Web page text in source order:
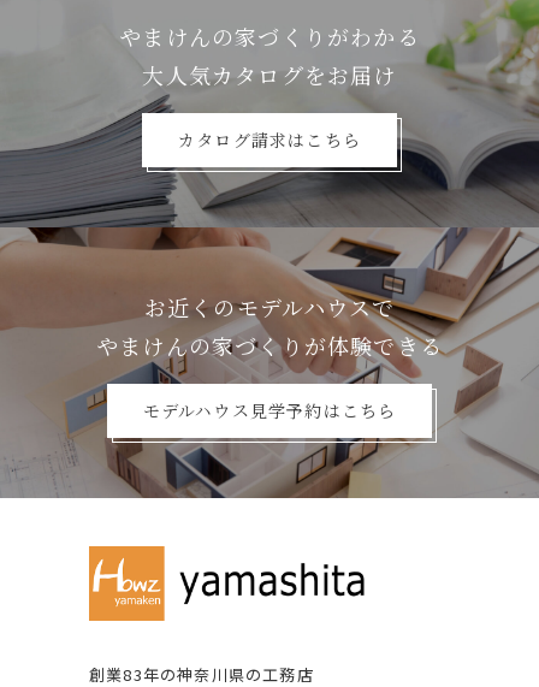
やまけんの家づくりがわかる
⼤⼈気カタログをお届け
カタログ請求はこちら
お近くのモデルハウスで
やまけんの家づくりが体験できる
モデルハウス見学予約はこちら
創業83年の神奈川県の⼯務店